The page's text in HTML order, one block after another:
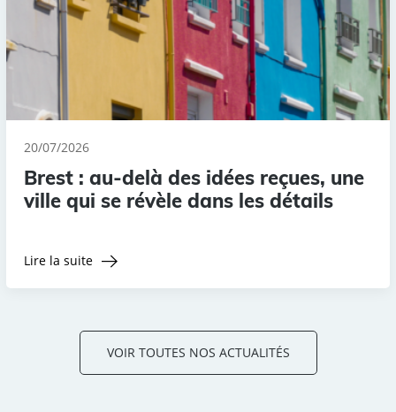
20/07/2026
Brest : au-delà des idées reçues, une
ville qui se révèle dans les détails
Lire la suite
VOIR TOUTES NOS ACTUALITÉS